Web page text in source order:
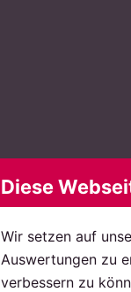
Diese
Wir setzen auf
Auswertungen zu
verbessern zu